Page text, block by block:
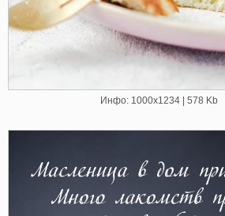
Инфо: 1000х1234 | 578 Kb